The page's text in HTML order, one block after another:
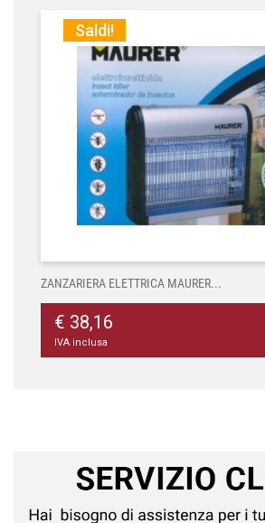
Saldi!
ZANZARIERA ELETTRICA MAURER...
€ 38,16
IVA inclusa